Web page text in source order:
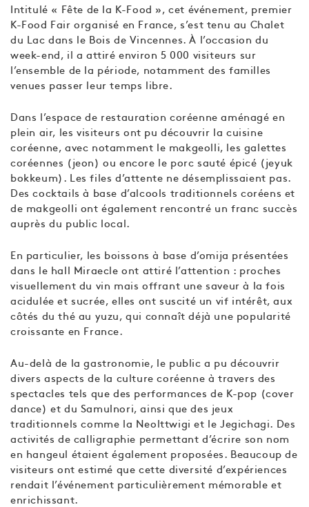
Intitulé « Fête de la K-Food », cet événement, premier
K-Food Fair organisé en France, s’est tenu au Chalet
du Lac dans le Bois de Vincennes. À l’occasion du
week-end, il a attiré environ 5 000 visiteurs sur
l’ensemble de la période, notamment des familles
venues passer leur temps libre.
Dans l’espace de restauration coréenne aménagé en
plein air, les visiteurs ont pu découvrir la cuisine
coréenne, avec notamment le makgeolli, les galettes
coréennes (jeon) ou encore le porc sauté épicé (jeyuk
bokkeum). Les files d’attente ne désemplissaient pas.
Des cocktails à base d’alcools traditionnels coréens et
de makgeolli ont également rencontré un franc succès
auprès du public local.
En particulier, les boissons à base d’omija présentées
dans le hall Miraecle ont attiré l’attention : proches
visuellement du vin mais offrant une saveur à la fois
acidulée et sucrée, elles ont suscité un vif intérêt, aux
côtés du thé au yuzu, qui connaît déjà une popularité
croissante en France.
Au-delà de la gastronomie, le public a pu découvrir
divers aspects de la culture coréenne à travers des
spectacles tels que des performances de K-pop (cover
dance) et du Samulnori, ainsi que des jeux
traditionnels comme la Neolttwigi et le Jegichagi. Des
activités de calligraphie permettant d’écrire son nom
en hangeul étaient également proposées. Beaucoup de
visiteurs ont estimé que cette diversité d’expériences
rendait l’événement particulièrement mémorable et
enrichissant.